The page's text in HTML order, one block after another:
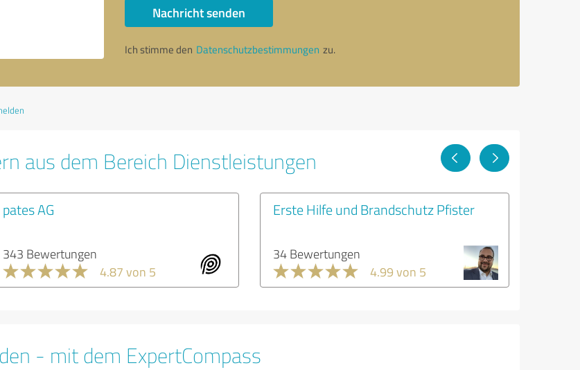
Nachricht senden
Ich stimme den Datenschutzbestimmungen zu.
aus dem Bereich Dienstleistungen
pates AG
343 Bewertungen
4.87 von 5
Erste Hilfe und Brandschutz Pfister
34 Bewertungen
4.99 von 5
- mit dem ExpertCompass